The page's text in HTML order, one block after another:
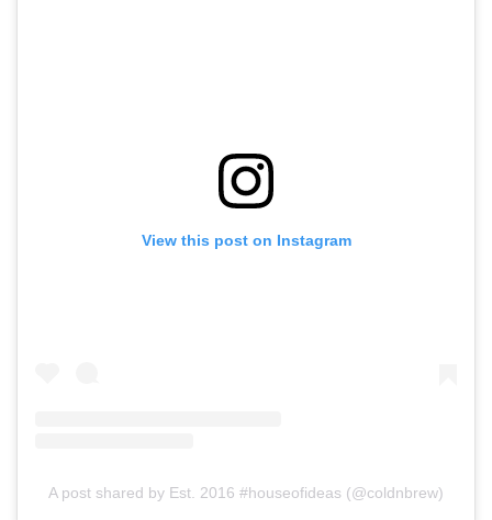
View this post on Instagram
A post shared by Est. 2016 #houseofideas (@coldnbrew)